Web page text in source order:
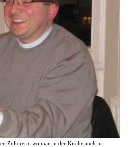
Zuhörern, wo man in der Kirche auch in